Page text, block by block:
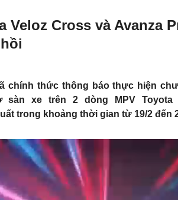
Veloz Cross và Avanza
chính thức thông báo thực hiện
sàn xe trên 2 dòng MPV Toyota
trong khoảng thời gian từ 19/2 đến